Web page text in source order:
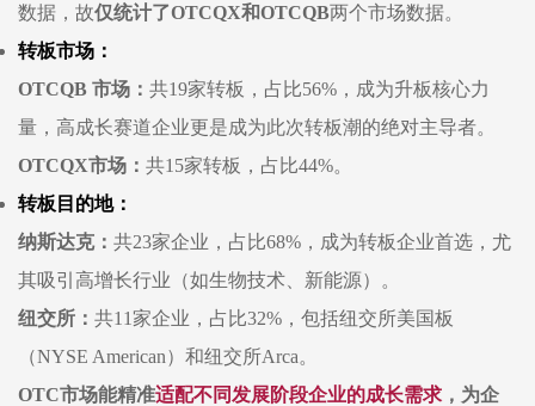
数据，故仅统计了OTCQX和OTCQB两个市场数据。
转板市场：
OTCQB 市场： 共19家转板，占比56%，成为升板核心力
量，高成长赛道企业更是成为此次转板潮的绝对主导者。
OTCQX市场： 共15家转板，占比44%。
转板目的地：
纳斯达克： 共23家企业，占比68%，成为转板企业首选，尤
其吸引高增长行业（如生物技术、新能源）。
纽交所： 共11家企业，占比32%，包括纽交所美国板
（NYSE American）和纽交所Arca。
OTC市场能精准适配不同发展阶段企业的成长需求 ，为企